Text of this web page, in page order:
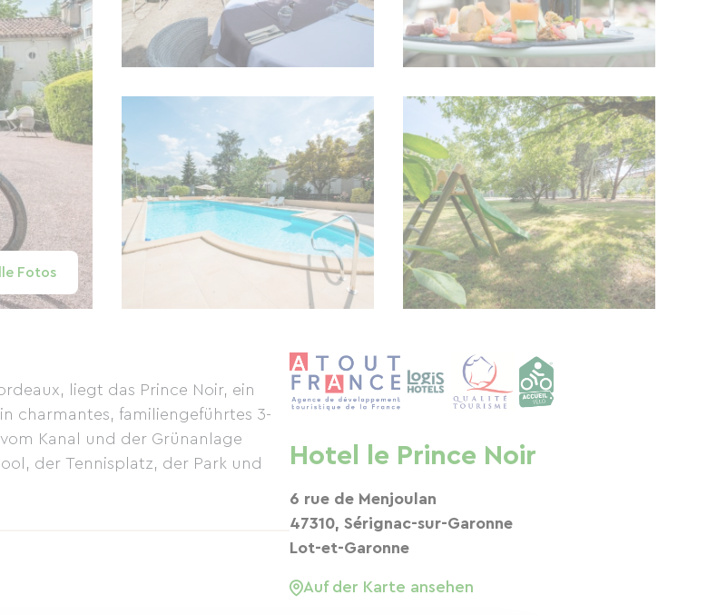
Fotos
liegt das Prince Noir, ein
charmantes, familiengeführtes 3-
Kanal und der Grünanlage
der Tennisplatz, der Park und
Hotel le Prince Noir
6 rue de Menjoulan
47310, Sérignac-sur-Garonne
Lot-et-Garonne
Auf der Karte ansehen